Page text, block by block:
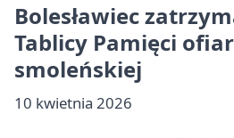
Bolesławiec
Tablicy Pamięci
smoleńskiej
10 kwietnia 2026